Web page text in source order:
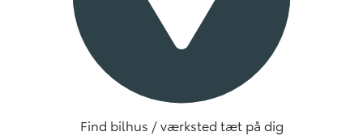
Find bilhus / værksted tæt på dig